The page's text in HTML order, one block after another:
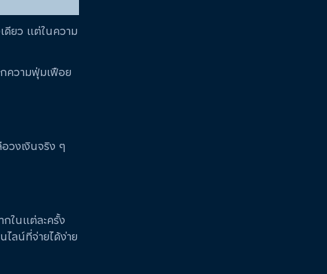
ยว แต่ในความ
ความฟุ่มเฟือย
วงเงินจริง ๆ
กในแต่ละครั้ง
ลน์ที่จ่ายได้ง่าย